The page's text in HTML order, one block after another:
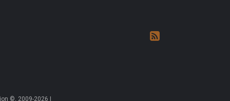
©, 2009-2026 |